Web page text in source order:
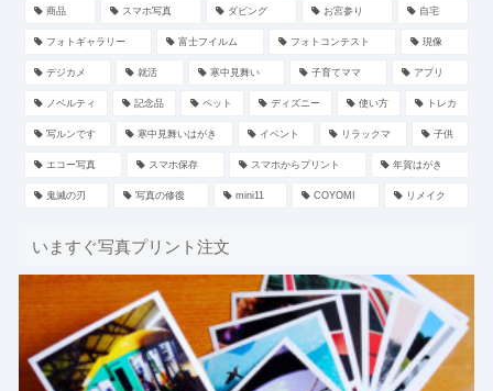
商品 スマホ写真 ダビング お宮参り 自宅
フォトギャラリー 富士フイルム フォトコンテスト 現像
デジカメ 就活 寒中見舞い 子育てママ アプリ
ノベルティ 記念品 ペット ディズニー 使い方 トレカ
写ルンです 寒中見舞いはがき イベント リラックマ 子供
エコー写真 スマホ保存 スマホからプリント 年賀はがき
鬼滅の刃 写真の修復 mini11 COYOMI リメイク
いますぐ写真プリント注文